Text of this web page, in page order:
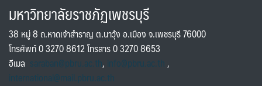
มหาวิทยาลัยราชภัฏเพชรบุรี
38 หมู่ 8 ถ.หาดเจ้าสำราญ ต.นาวุ้ง อ.เมือง จ.เพชรบุรี 76000
โทรศัพท์ 0 3270 8612 โทรสาร 0 3270 8653
อีเมล saraban@pbru.ac.th, info@pbru.ac.th,
international@mail.pbru.ac.th